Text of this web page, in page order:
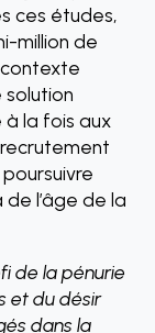
ces études,
million de
contexte
solution
la fois aux
l’âge de la
de la pénurie
et du désir
dans la